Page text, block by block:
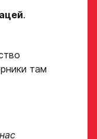
.
там